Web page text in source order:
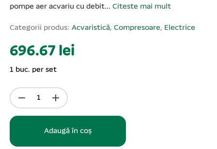
pompe aer acvariu cu debit... Citeste mai mult
Categorii produs: Acvaristică, Compresoare, Electrice
696.67 lei
1 buc. per set
Adaugă în coș